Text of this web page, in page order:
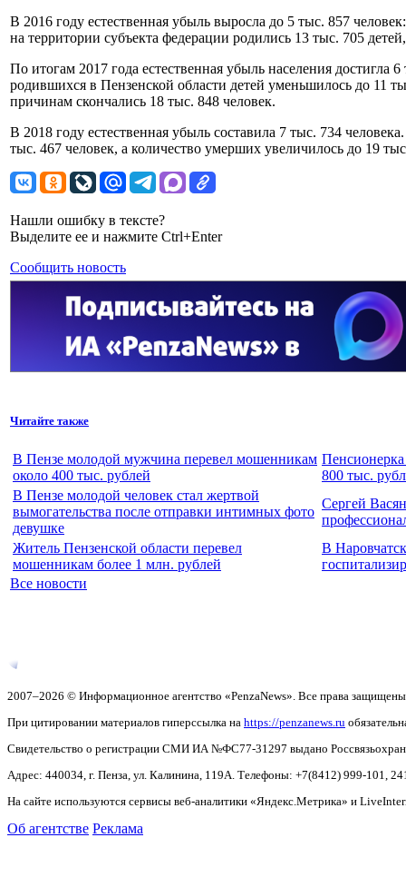
В 2016 году естественная убыль выросла до 5 тыс. 857 человек:
на территории субъекта федерации родились 13 тыс. 705
По итогам 2017 года естественная убыль населения достигла
родившихся в Пензенской области детей уменьшилось до 11
причинам скончались 18 тыс. 848 человек.
В 2018 году естественная убыль составила 7 тыс. 734
тыс. 467 человек, а количество умерших увеличилось до 19
Нашли ошибку в тексте?
Выделите ее и нажмите Ctrl+Enter
Сообщить новость
Читайте также
В Пензе молодой мужчина перевел мошенникам
около 400 тыс. рублей
800 тыс.
В Пензе молодой человек стал жертвой
вымогательства после отправки интимных фото
девушке
Сергей
Житель Пензенской области перевел
мошенникам более 1 млн. рублей
В
Все новости
2007–2026 © Информационное агентство «PenzaNews». Все права
При цитировании материалов гиперссылка на https://penzanews.ru
Свидетельство о регистрации СМИ ИА №ФС77-31297 выдано
Адрес: 440034, г. Пенза, ул. Калинина, 119А. Телефоны: +7(8412) 999-101,
На сайте используются сервисы веб-аналитики «Яндекс.Метрика» и
Об агентстве Реклама